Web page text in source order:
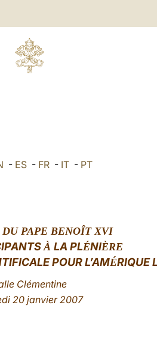
- ES - FR - IT - PT
DU PAPE BENOÎT XVI
À LA PLÉNIÈRE
POUR L’AMÉRIQUE
Clémentine
20 janvier 2007